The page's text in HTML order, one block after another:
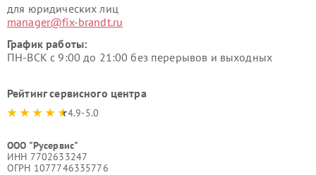
для юридических лиц
manager@fix-brandt.ru
График работы:
ПН-ВСК с 9:00 до 21:00 без перерывов и выходных
Рейтинг сервисного центра
4.9-5.0
ООО "Русервис"
ИНН 7702633247
ОГРН 1077746335776